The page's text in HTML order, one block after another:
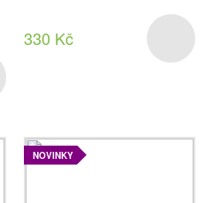
330 Kč
NOVINKY